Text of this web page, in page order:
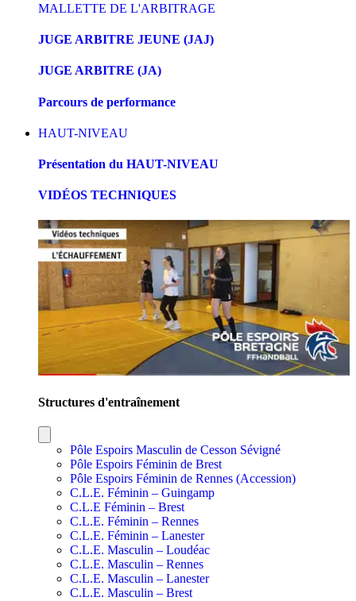
MALLETTE DE L'ARBITRAGE
JUGE ARBITRE JEUNE (JAJ)
JUGE ARBITRE (JA)
Parcours de performance
HAUT-NIVEAU
Présentation du HAUT-NIVEAU
VIDÉOS TECHNIQUES
Structures d'entraînement
Pôle Espoirs Masculin de Cesson Sévigné
Pôle Espoirs Féminin de Brest
Pôle Espoirs Féminin de Rennes (Accession)
C.L.E. Féminin – Guingamp
C.L.E Féminin – Brest
C.L.E. Féminin – Rennes
C.L.E. Féminin – Lanester
C.L.E. Masculin – Loudéac
C.L.E. Masculin – Rennes
C.L.E. Masculin – Lanester
C.L.E. Masculin – Brest